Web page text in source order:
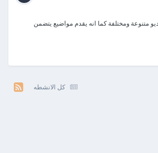
متنوعة ومختلفة كما انه يقدم مواضيع يتضمن
كل الانشطه